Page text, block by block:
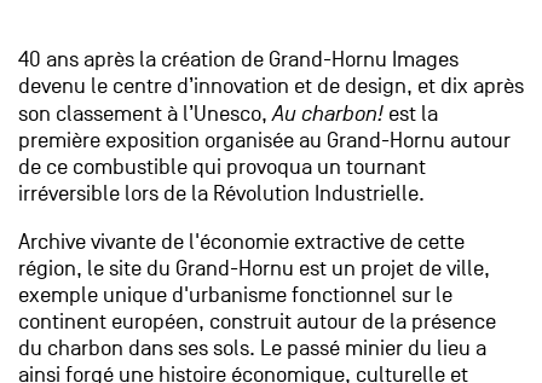
40 ans après la création de Grand-Hornu Images
devenu le centre d’innovation et de design, et dix après
son classement à l’Unesco,Au charbon! est la
première exposition organisée au Grand-Hornu autour
de ce combustible qui provoqua un tournant
irréversible lors de la Révolution Industrielle.
Archive vivante de l'économie extractive de cette
région, le site du Grand-Hornu est un projet de ville,
exemple unique d'urbanisme fonctionnel sur le
continent européen, construit autour de la présence
du charbon dans ses sols. Le passé minier du lieu a
ainsi forgé une histoire économique, culturelle et